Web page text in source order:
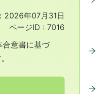
2026年07月31日
ページID : 7016
合意書に基づ